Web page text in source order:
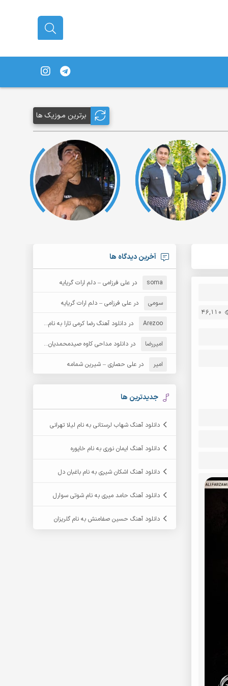
برترین مـوزیک ها
46,110
آخرین دیدگاه ها
soma درعلی فرزامی – دلم ارات گریایه
سومی درعلی فرزامی – دلم ارات گریایه
Arezoo دردانلود آهنگ رضا کرمی تارا به نام قمار
امیررضا دردانلود مداحی کاوه صیدمحمدیان به نام سردار باوفا
امیر درعلی حصاری – شیرین شمامه
جدیدترین ها
دانلود آهنگ شهاب لرستانی به نام لیلا تهرانی
دانلود آهنگ ایمان نوری به نام خاپوره
دانلود آهنگ اشکان شیری به نام باغبان دل
دانلود آهنگ حامد میری به نام شوتی سوارل
دانلود آهنگ حسین صفامنش به نام گلریزان